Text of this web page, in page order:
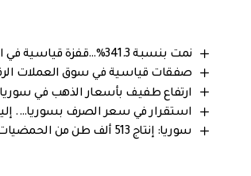
نمت بنسبة 341.3%…قفزة قياسية في الصادرات الأردنية إلى سوريا خلال 2025
صفقات قياسية في سوق العملات الرقمية 2025 بقيمة 8.6
ارتفاع طفيف بأسعار الذهب في سوريا… الغرام عند
استقرار في سعر الصرف بسوريا…. إليكم
سوريا: إنتاج 513 ألف طن من الحمضيات و285 ألف طن بطاطا يضمن استقرار الأسواق المحلية